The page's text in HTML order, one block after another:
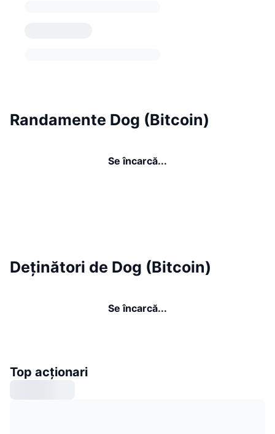
Randamente Dog (Bitcoin)
Se încarcă...
Deținători de Dog (Bitcoin)
Se încarcă...
Top acționari